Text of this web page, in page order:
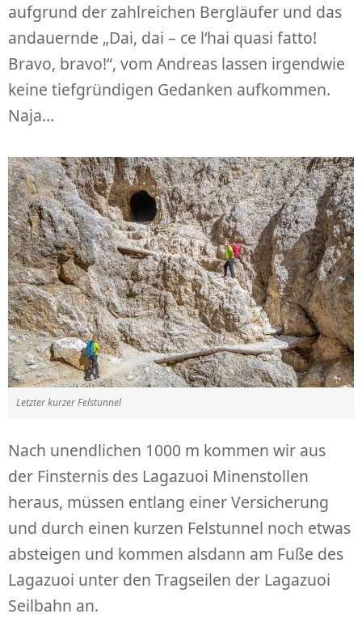
aufgrund der zahlreichen Bergläufer und das
andauernde „Dai, dai – ce l‘hai quasi fatto!
Bravo, bravo!“, vom Andreas lassen irgendwie
keine tiefgründigen Gedanken aufkommen.
Naja…
Letzter kurzer Felstunnel
Nach unendlichen 1000 m kommen wir aus
der Finsternis des Lagazuoi Minenstollen
heraus, müssen entlang einer Versicherung
und durch einen kurzen Felstunnel noch etwas
absteigen und kommen alsdann am Fuße des
Lagazuoi unter den Tragseilen der Lagazuoi
Seilbahn an.